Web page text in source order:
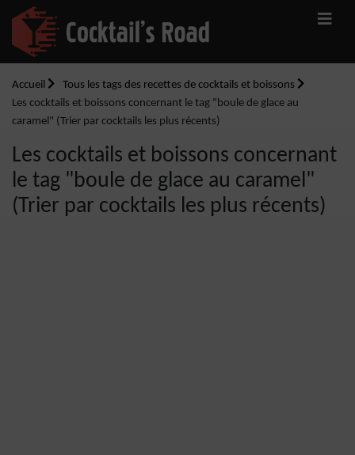
Accueil
Tous les tags des recettes de cocktails et boissons
Les cocktails et boissons concernant le tag "boule de glace au
caramel" (Trier par cocktails les plus récents)
Les cocktails et boissons concernant
le tag "boule de glace au caramel"
(Trier par cocktails les plus récents)